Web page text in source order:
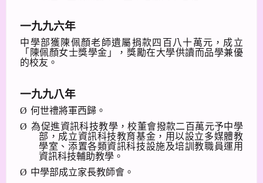
一九九六年
中學部獲陳佩顏老師遺屬捐款四百八十萬元，成立
「陳佩顏女士獎學金」，獎勵在大學供讀而品學兼優
的校友。
一九九八年
Ø 何世禮將軍西歸。
Ø 為促進資訊科技教學，校董會撥款二百萬元予中學
部，成立資訊科技教育基金，用以設立多媒體教
學室、添置各類資訊科技設施及培訓教職員運用
資訊科技輔助教學。
Ø 中學部成立家長教師會。